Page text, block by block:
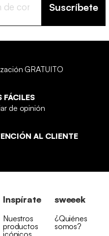
Suscríbete
GRATUITO
FÁCILES
de opinión
AL CLIENTE
Inspírate
Nuestros
productos
sweeek
¿Quiénes
somos?